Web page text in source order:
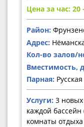
Цена за час: 20
Район:
Адрес:
Кол-во залов/
Вместимость,
Парная: Русская
Услуги: 3
каждой бассейн
комнаты отдыха